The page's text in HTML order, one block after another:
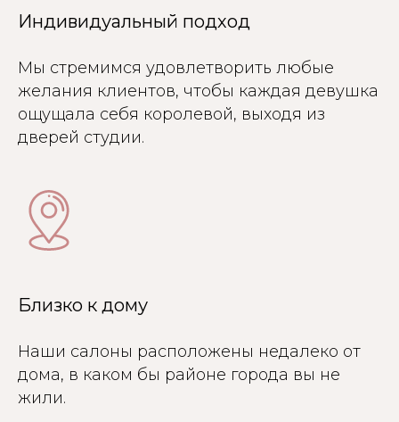
Индивидуальный подход
Мы стремимся удовлетворить любые
желания клиентов, чтобы каждая девушка
ощущала себя королевой, выходя из
дверей студии.
Близко к дому
Наши салоны расположены недалеко от
дома, в каком бы районе города вы не
жили.